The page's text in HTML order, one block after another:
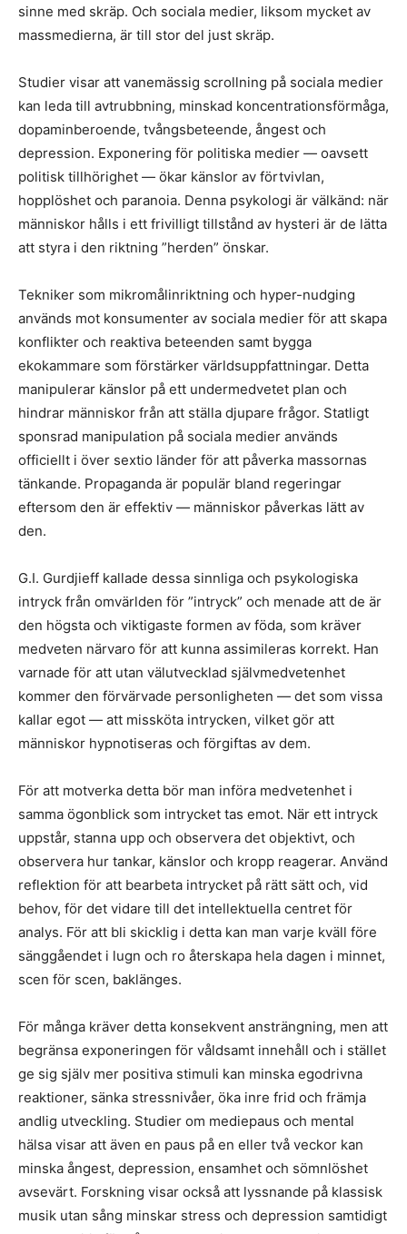
sinne med skräp. Och sociala medier, liksom mycket av
massmedierna, är till stor del just skräp.
Studier visar att vanemässig scrollning på sociala medier
kan leda till avtrubbning, minskad koncentrationsförmåga,
dopaminberoende, tvångsbeteende, ångest och
depression. Exponering för politiska medier — oavsett
politisk tillhörighet — ökar känslor av förtvivlan,
hopplöshet och paranoia. Denna psykologi är välkänd: när
människor hålls i ett frivilligt tillstånd av hysteri är de lätta
att styra i den riktning ”herden” önskar.
Tekniker som mikromålinriktning och hyper-nudging
används mot konsumenter av sociala medier för att skapa
konflikter och reaktiva beteenden samt bygga
ekokammare som förstärker världsuppfattningar. Detta
manipulerar känslor på ett undermedvetet plan och
hindrar människor från att ställa djupare frågor. Statligt
sponsrad manipulation på sociala medier används
officiellt i över sextio länder för att påverka massornas
tänkande. Propaganda är populär bland regeringar
eftersom den är effektiv — människor påverkas lätt av
den.
G.I. Gurdjieff kallade dessa sinnliga och psykologiska
intryck från omvärlden för ”intryck” och menade att de är
den högsta och viktigaste formen av föda, som kräver
medveten närvaro för att kunna assimileras korrekt. Han
varnade för att utan välutvecklad självmedvetenhet
kommer den förvärvade personligheten — det som vissa
kallar egot — att missköta intrycken, vilket gör att
människor hypnotiseras och förgiftas av dem.
För att motverka detta bör man införa medvetenhet i
samma ögonblick som intrycket tas emot. När ett intryck
uppstår, stanna upp och observera det objektivt, och
observera hur tankar, känslor och kropp reagerar. Använd
reflektion för att bearbeta intrycket på rätt sätt och, vid
behov, för det vidare till det intellektuella centret för
analys. För att bli skicklig i detta kan man varje kväll före
sänggåendet i lugn och ro återskapa hela dagen i minnet,
scen för scen, baklänges.
För många kräver detta konsekvent ansträngning, men att
begränsa exponeringen för våldsamt innehåll och i stället
ge sig själv mer positiva stimuli kan minska egodrivna
reaktioner, sänka stressnivåer, öka inre frid och främja
andlig utveckling. Studier om mediepaus och mental
hälsa visar att även en paus på en eller två veckor kan
minska ångest, depression, ensamhet och sömnlöshet
avsevärt. Forskning visar också att lyssnande på klassisk
musik utan sång minskar stress och depression samtidigt